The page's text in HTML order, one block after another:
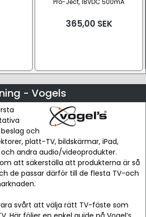
Pro-Ject, 18VDC 500mA
365,00 SEK
- Vogels
och
platt-TV, bildskärmar, iPad,
andra audio/videoprodukter.
att säkerställa att produkterna är så
de passar därför till de flesta TV-och
svårt att välja rätt TV-fäste som